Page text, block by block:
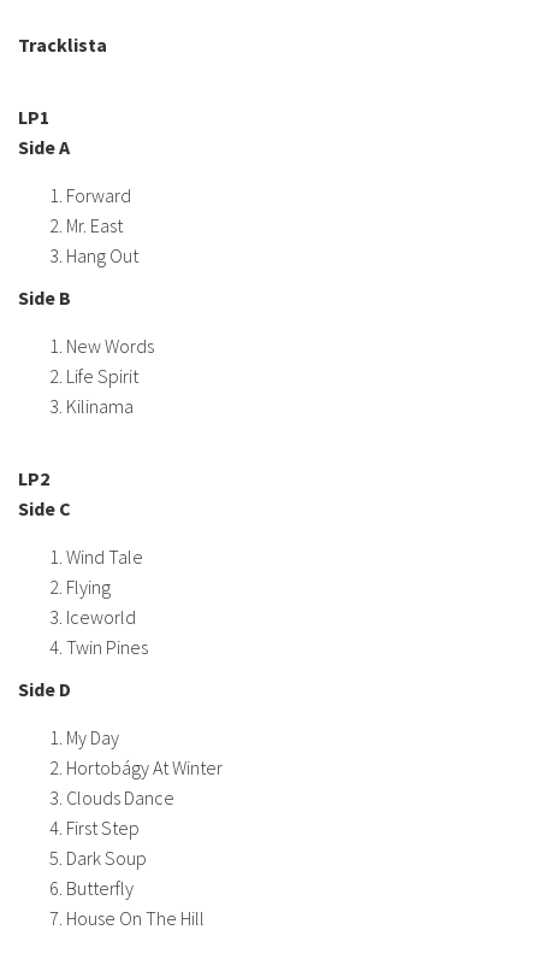
Tracklista
LP1
Side A
Forward
Mr. East
Hang Out
Side B
New Words
Life Spirit
Kilinama
LP2
Side C
Wind Tale
Flying
Iceworld
Twin Pines
Side D
My Day
Hortobágy At Winter
Clouds Dance
First Step
Dark Soup
Butterfly
House On The Hill